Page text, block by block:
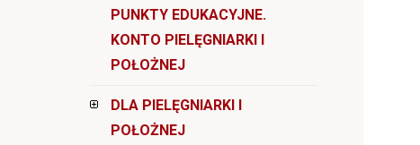
PUNKTY EDUKACYJNE.
KONTO PIELĘGNIARKI I
POŁOŻNEJ
DLA PIELĘGNIARKI I
POŁOŻNEJ